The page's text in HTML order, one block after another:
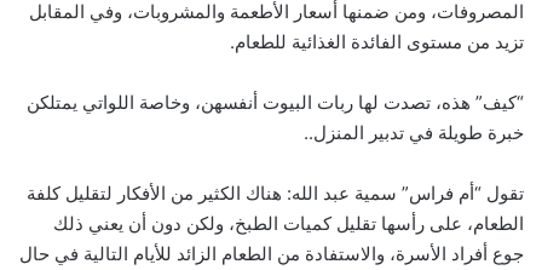
المصروفات، ومن ضمنها أسعار الأطعمة والمشروبات، وفي المقابل
تزيد من مستوى الفائدة الغذائية للطعام.
“كيف” هذه، تصدت لها ربات البيوت أنفسهن، وخاصة اللواتي يمتلكن
خبرة طويلة في تدبير المنزل..
تقول “أم فراس” سمية عبد الله: هناك الكثير من الأفكار لتقليل كلفة
الطعام، على رأسها تقليل كميات الطبخ، ولكن دون أن يعني ذلك
جوع أفراد الأسرة، والاستفادة من الطعام الزائد للأيام التالية في حال